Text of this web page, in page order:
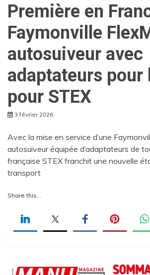
Première en
Faymonville
autosuiveur avec
adaptateurs pour
pour STEX
3 février 2026
Avec la mise en service d’une
autosuiveur équipée d’adaptateurs de
française STEX franchit une nouvelle
transport
Share this...